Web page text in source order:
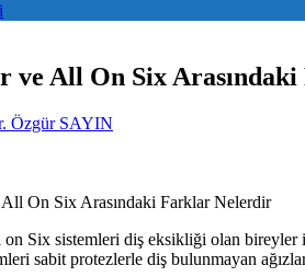
ve All On Six
Özgür SAYIN
Six sistemleri diş eksikliği olan bireyler
sabit protezlerle diş bulunmayan